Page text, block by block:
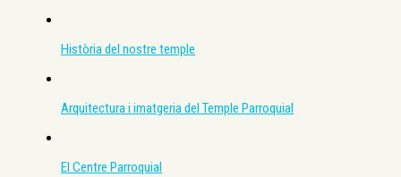
Història del nostre temple
Arquitectura i imatgeria del Temple Parroquial
El Centre Parroquial